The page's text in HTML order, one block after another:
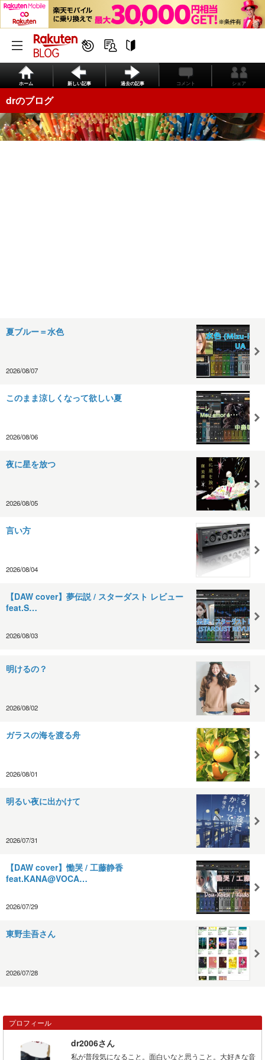
ホーム 新しい記事 過去の記事 コメント シェア
drのブログ
夏ブルー＝水色
2026/08/07
このまま涼しくなって欲しい夏
2026/08/06
夜に星を放つ
2026/08/05
言い方
2026/08/04
【DAW cover】夢伝説 / スターダスト レビュー
feat.S…
2026/08/03
明けるの？
2026/08/02
ガラスの海を渡る舟
2026/08/01
明るい夜に出かけて
2026/07/31
【DAW cover】慟哭 / 工藤静香
feat.KANA@VOCA…
2026/07/29
東野圭吾さん
2026/07/28
プロフィール
dr2006さん
私が普段気になること。面白いなと思うこと。大好きな音